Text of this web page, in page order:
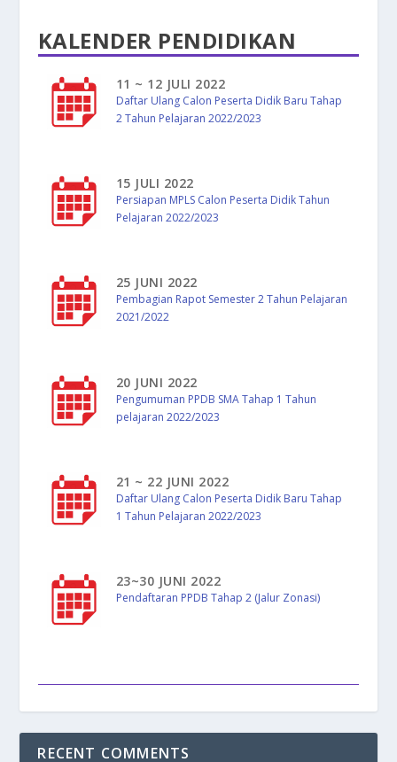
KALENDER PENDIDIKAN
11 ~ 12 JULI 2022
Daftar Ulang Calon Peserta Didik Baru Tahap
2 Tahun Pelajaran 2022/2023
15 JULI 2022
Persiapan MPLS Calon Peserta Didik Tahun
Pelajaran 2022/2023
25 JUNI 2022
Pembagian Rapot Semester 2 Tahun Pelajaran
2021/2022
20 JUNI 2022
Pengumuman PPDB SMA Tahap 1 Tahun
pelajaran 2022/2023
21 ~ 22 JUNI 2022
Daftar Ulang Calon Peserta Didik Baru Tahap
1 Tahun Pelajaran 2022/2023
23~30 JUNI 2022
Pendaftaran PPDB Tahap 2 (Jalur Zonasi)
RECENT COMMENTS